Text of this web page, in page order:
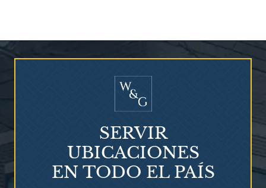
¿Quién corre el riesgo de
SERVIR
UBICACIONES
EN TODO EL PAÍS